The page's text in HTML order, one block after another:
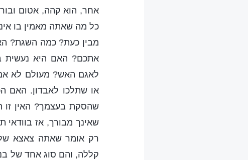
אחר, הוא קהה, אטום
כל מה שאתה מאמין בו
מבין כעת? כמה השגת?
אתכם? האם היא נעשית
לאגם האש? מעולם לא
או שתלכו לאבדון. האם
שהסקת בעצמך? האין
שאינך מבורך, אז
רק אומר שאתה צאצא
קללה, והם סוג אחד של